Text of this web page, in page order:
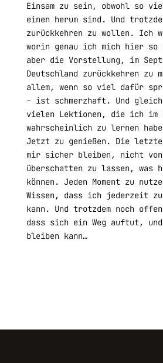
Einsam zu sein, obwohl so
einen herum sind. Und
zurückkehren zu wollen. Ich
worin genau ich mich hier
aber die Vorstellung, im
Deutschland zurückkehren zu
allem, wenn so viel dafür
– ist schmerzhaft. Und
vielen Lektionen, die ich im
wahrscheinlich zu lernen
Jetzt zu genießen. Die
mir sicher bleiben, nicht von
überschatten zu lassen, was
können. Jeden Moment zu
Wissen, dass ich jederzeit
kann. Und trotzdem noch
dass sich ein Weg auftut,
bleiben kann…